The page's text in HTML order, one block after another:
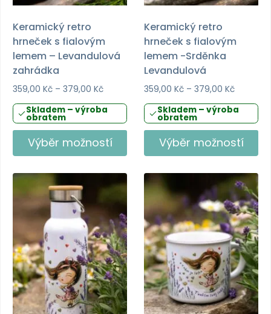
Keramický retro
hrneček s fialovým
lemem – Levandulová
zahrádka
359,00 Kč – 379,00 KčRozpětí
cen:
359,00 Kč
až
379,00 Kč
Skladem – výroba
obratem
Výběr možností
produkt
má
více
variant.
Možnosti
lze
vybrat
na
stránce
Keramický retro
hrneček s fialovým
lemem -Srděnka
Levandulová
359,00 Kč – 379,00 KčRozpětí
cen:
359,00
až
379,00
Skladem – výroba
obratem
Výběr možností
produkt
má
více
variant.
Možnosti
lze
vybrat
na
stránce